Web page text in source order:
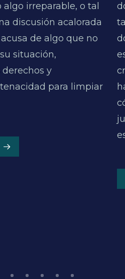
irreparable, o tal
discusión acalorada
de algo que no
situación,
y
para limpiar